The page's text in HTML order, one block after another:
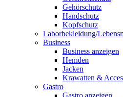
Gehörschutz
Handschutz
Kopfschutz
Laborbekleidung/
Business
Business anzeigen
Hemden
Jacken
Krawatten &
Gastro
Gastro anzeigen